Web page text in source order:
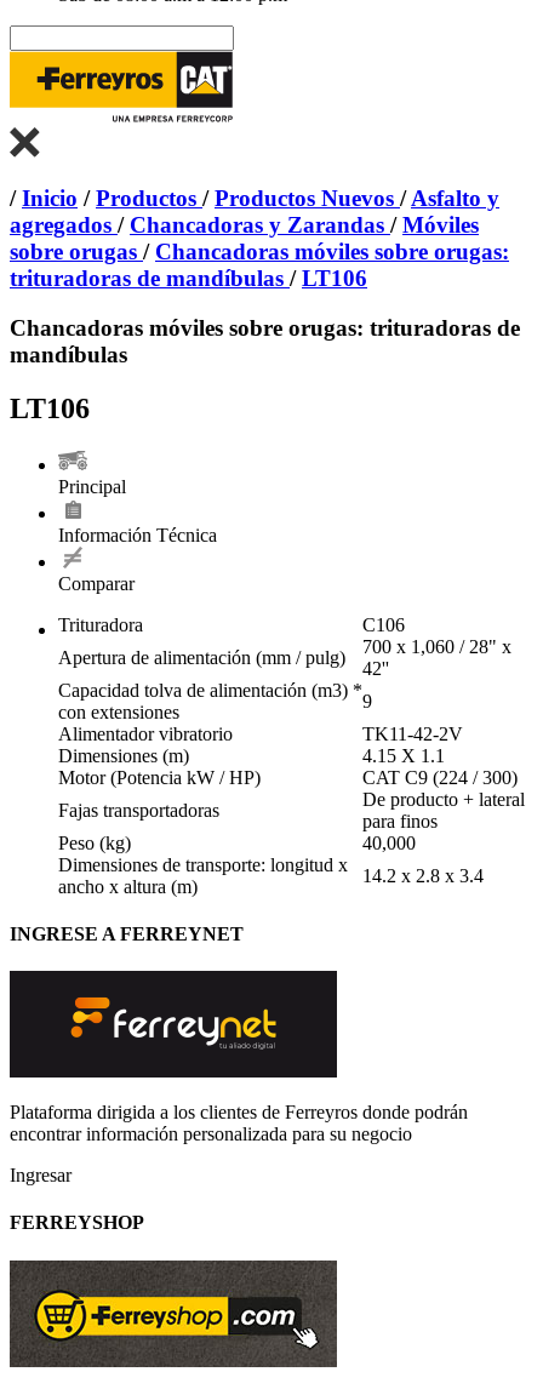
/Inicio /Productos /Productos Nuevos /Asfalto y
agregados / Chancadoras y Zarandas /Móviles
sobre orugas / Chancadoras móviles sobre orugas:
trituradoras de mandíbulas /LT106
Chancadoras móviles sobre orugas: trituradoras de
mandíbulas
LT106
Principal
Información Técnica
Comparar
Trituradora
C106
Apertura de alimentación (mm / pulg)
700 x 1,060 / 28" x
42''
Capacidad tolva de alimentación (m3) *
con extensiones
9
Alimentador vibratorio
TK11-42-2V
Dimensiones (m)
4.15 X 1.1
Motor (Potencia kW / HP)
CAT C9 (224 / 300)
Fajas transportadoras
De producto + lateral
para finos
Peso (kg)
40,000
Dimensiones de transporte: longitud x
ancho x altura (m)
14.2 x 2.8 x 3.4
INGRESE A FERREYNET
Plataforma dirigida a los clientes de Ferreyros donde podrán
encontrar información personalizada para su negocio
Ingresar
FERREYSHOP